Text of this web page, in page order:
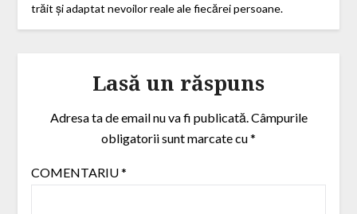
trăit și adaptat nevoilor reale ale fiecărei persoane.
Lasă un răspuns
Adresa ta de email nu va fi publicată.Câmpurile
obligatorii sunt marcate cu*
COMENTARIU*